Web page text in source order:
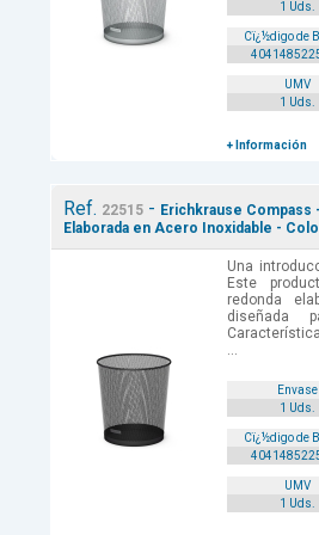
1 Uds.
Cï¿½digo de
UMV
1 Uds.
+ Información
Ref. 22515- Erichkrause Compass
Elaborada en Acero Inoxidable -
Una
Este
redonda
diseñada
...
Envase
1 Uds.
Cï¿½digo de
UMV
1 Uds.